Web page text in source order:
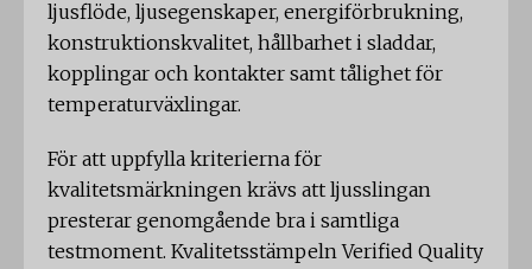
ljusflöde, ljusegenskaper, energiförbrukning,
konstruktionskvalitet, hållbarhet i sladdar,
kopplingar och kontakter samt tålighet för
temperaturväxlingar.
För att uppfylla kriterierna för
kvalitetsmärkningen krävs att ljusslingan
presterar genomgående bra i samtliga
testmoment. Kvalitetsstämpeln Verified Quality